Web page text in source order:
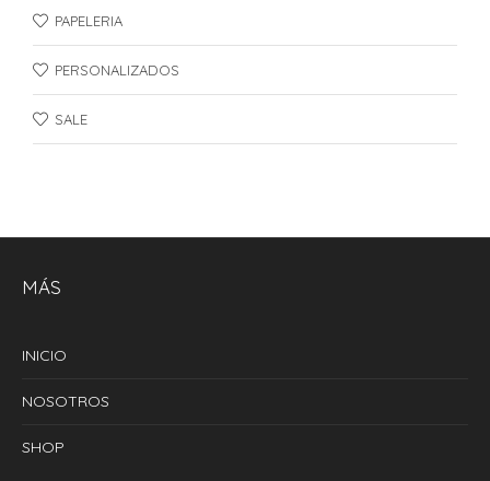
PAPELERIA
PERSONALIZADOS
SALE
MÁS
INICIO
NOSOTROS
SHOP